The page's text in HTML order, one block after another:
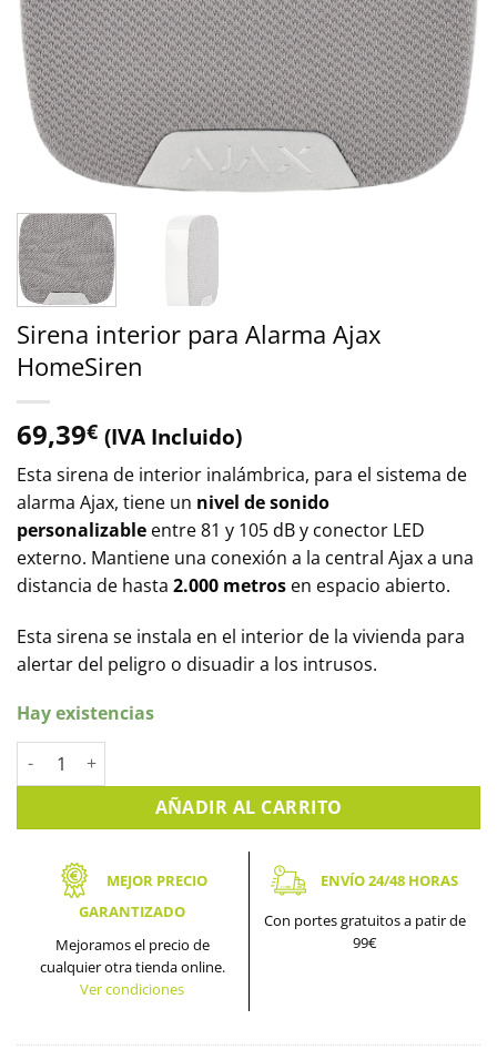
Sirena interior para Alarma Ajax
HomeSiren
69,39€ (IVA Incluido)
Esta sirena de interior inalámbrica, para el sistema de
alarma Ajax, tiene un nivel de sonido
personalizable entre 81 y 105 dB y conector LED
externo. Mantiene una conexión a la central Ajax a una
distancia de hasta 2.000 metros en espacio abierto.
Esta sirena se instala en el interior de la vivienda para
alertar del peligro o disuadir a los intrusos.
Hay existencias
Sirena interior para Alarma Ajax HomeSiren cantidad
AÑADIR AL CARRITO
MEJOR PRECIO
GARANTIZADO
Mejoramos el precio de
cualquier otra tienda online.
Ver condiciones
ENVÍO 24/48 HORAS
Con portes gratuitos a patir de
99€